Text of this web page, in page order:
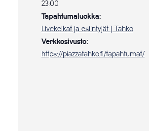
23:00
Tapahtumaluokka:
Livekeikat ja esiintyjät | Tahko
Verkkosivusto:
https://piazzatahko.fi/tapahtumat/